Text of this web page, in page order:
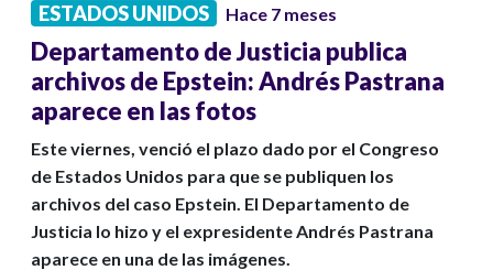
ESTADOS UNIDOS Hace 7 meses
Departamento de Justicia publica
archivos de Epstein: Andrés Pastrana
aparece en las fotos
Este viernes, venció el plazo dado por el Congreso
de Estados Unidos para que se publiquen los
archivos del caso Epstein. El Departamento de
Justicia lo hizo y el expresidente Andrés Pastrana
aparece en una de las imágenes.